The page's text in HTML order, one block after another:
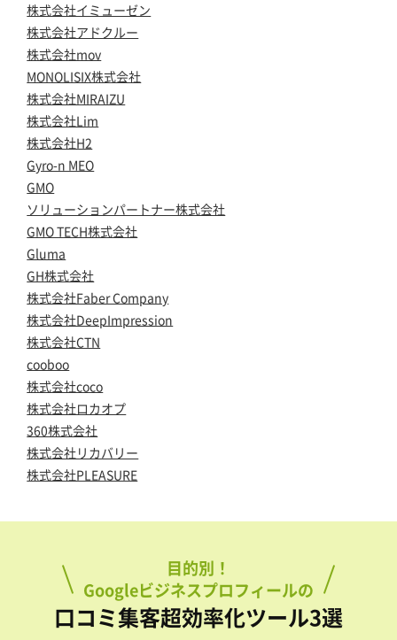
株式会社イミューゼン
株式会社アドクルー
株式会社mov
MONOLISIX株式会社
株式会社MIRAIZU
株式会社Lim
株式会社H2
Gyro-n MEO
GMO
ソリューションパートナー株式会社
GMO TECH株式会社
Gluma
GH株式会社
株式会社Faber Company
株式会社DeepImpression
株式会社CTN
cooboo
株式会社coco
株式会社ロカオプ
360株式会社
株式会社リカバリー
株式会社PLEASURE
目的別！
Googleビジネスプロフィールの
口コミ集客超効率化ツール3選